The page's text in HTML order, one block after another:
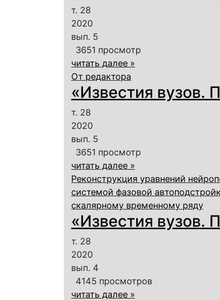
т. 28
2020
вып. 5
3651 просмотр
читать далее »
От редактора
«Известия
т. 28
2020
вып. 5
3651 просмотр
читать далее »
Реконструкция уравнений
системой фазовой
скалярному временному ряду
«Известия
т. 28
2020
вып. 4
4145 просмотров
читать далее »